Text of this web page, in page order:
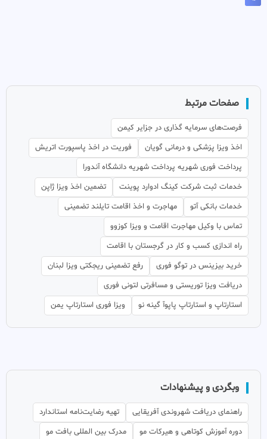
صفحات مرتبط
فرصت‌های سرمایه گذاری در جزایر کیمن
اخذ ویزا پزشکی و درمانی گویان
فوریت در اخذ پاسپورت اتریش
پرداخت فوری شهریه پرداخت شهریه دانشگاه آندورا
خدمات ثبت شرکت کینگ ادوارد پوینت
تضمین اخذ ویزا ژاپن
خدمات بانکی آتو
مهاجرت و اخذ اقامت تایلند تضمینی
تماس با وکیل مهاجرت اقامت و ویزا کوزوو
راه اندازی کسب و کار در گرجستان با اقامت
خرید بیزینس در توگو فوری
رفع تضمینی ریجکتی ویزا لبنان
دریافت ویزا توریستی و مسافرتی لتونی فوری
استارتاپ و استارتاپ پاپوآ گینه نو
ویزا فوری استارتاپ یمن
وبگردی و پیشنهادات
راهنمای دریافت شهروندی آفریقایی
تهیه رضایت‌نامه استاندارد
دوره آموزش کوتاهی و هیرکات مو
مدرک بین المللی بافت مو